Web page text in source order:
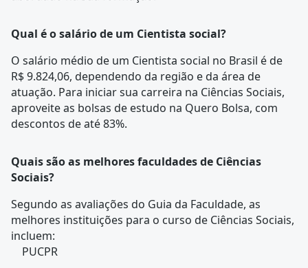
Qual é o salário de um Cientista social?
O salário médio de um Cientista social no Brasil é de
R$ 9.824,06, dependendo da região e da área de
atuação. Para iniciar sua carreira na Ciências Sociais,
aproveite as bolsas de estudo na Quero Bolsa, com
descontos de até 83%.
Quais são as melhores faculdades de Ciências
Sociais?
Segundo as avaliações do Guia da Faculdade, as
melhores instituições para o curso de Ciências Sociais,
incluem:
PUCPR